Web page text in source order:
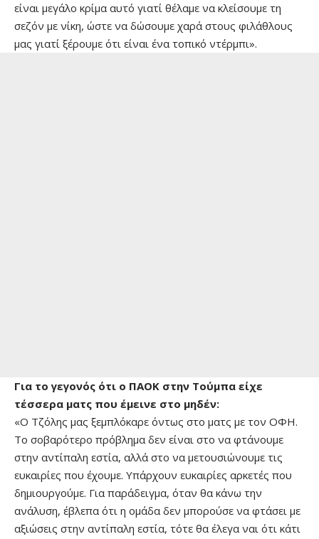
είναι μεγάλο κρίμα αυτό γιατί θέλαμε να κλείσουμε τη
σεζόν με νίκη, ώστε να δώσουμε χαρά στους φιλάθλους
μας γιατί ξέρουμε ότι είναι ένα τοπικό ντέρμπι».
Για το γεγονός ότι ο ΠΑΟΚ στην Τούμπα είχε
τέσσερα ματς που έμεινε στο μηδέν:
«Ο Τζόλης μας ξεμπλόκαρε όντως στο ματς με τον ΟΦΗ.
Το σοβαρότερο πρόβλημα δεν είναι στο να φτάνουμε
στην αντίπαλη εστία, αλλά στο να μετουσιώνουμε τις
ευκαιρίες που έχουμε. Υπάρχουν ευκαιρίες αρκετές που
δημιουργούμε. Για παράδειγμα, όταν θα κάνω την
ανάλυση, έβλεπα ότι η ομάδα δεν μπορούσε να φτάσει με
αξιώσεις στην αντίπαλη εστία, τότε θα έλεγα ναι ότι κάτι